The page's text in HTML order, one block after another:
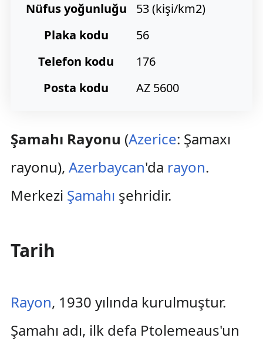
Nüfus yoğunluğu
53 (kişi/km2)
Plaka kodu
56
Telefon kodu
176
Posta kodu
AZ 5600
Şamahı Rayonu (Azerice: Şamaxı
rayonu), Azerbaycan'da rayon.
Merkezi Şamahı şehridir.
Tarih
Rayon, 1930 yılında kurulmuştur.
Şamahı adı, ilk defa Ptolemeaus'un